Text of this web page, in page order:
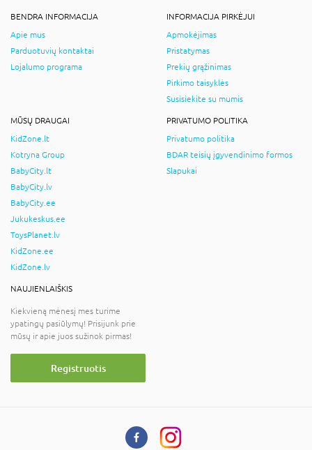
BENDRA INFORMACIJA
Apie mus
Parduotuvių kontaktai
Lojalumo programa
INFORMACIJA PIRKĖJUI
Apmokėjimas
Pristatymas
Prekių grąžinimas
Pirkimo taisyklės
Susisiekite su mumis
MŪSŲ DRAUGAI
KidZone.lt
Kotryna Group
BabyCity.lt
BabyCity.lv
BabyCity.ee
Jukukeskus.ee
ToysPlanet.lv
KidZone.ee
KidZone.lv
PRIVATUMO POLITIKA
Privatumo politika
BDAR teisių įgyvendinimo formos
Slapukai
NAUJIENLAIŠKIS
Kiekvieną mėnesį mes turime
ypatingų pasiūlymų! Prisijunk prie
mūsų ir apie juos sužinok pirmas!
Registruotis